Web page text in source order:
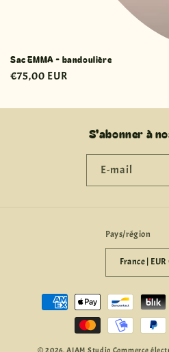
Sac EMMA - bandoulière
Prix
€75,00 EUR
S’abonner à
E-mail
Pays/région
Moyens
© 2026,AIAM Studio Commerce